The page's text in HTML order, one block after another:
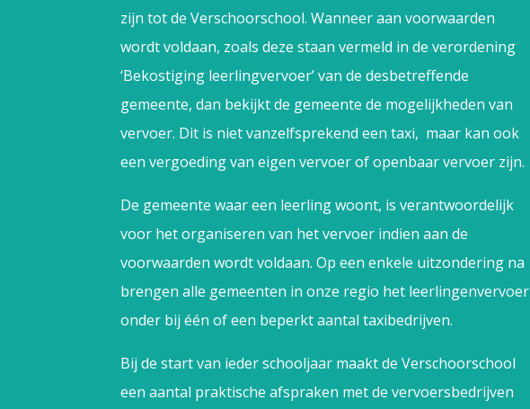
zijn tot de Verschoorschool. Wanneer aan voorwaarden
wordt voldaan, zoals deze staan vermeld in de verordening
‘Bekostiging leerlingvervoer’ van de desbetreffende
gemeente, dan bekijkt de gemeente de mogelijkheden van
vervoer. Dit is niet vanzelfsprekend een taxi, maar kan ook
een vergoeding van eigen vervoer of openbaar vervoer zijn.
De gemeente waar een leerling woont, is verantwoordelijk
voor het organiseren van het vervoer indien aan de
voorwaarden wordt voldaan. Op een enkele uitzondering na
brengen alle gemeenten in onze regio het leerlingenvervoer
onder bij één of een beperkt aantal taxibedrijven.
Bij de start van ieder schooljaar maakt de Verschoorschool
een aantal praktische afspraken met de vervoersbedrijven